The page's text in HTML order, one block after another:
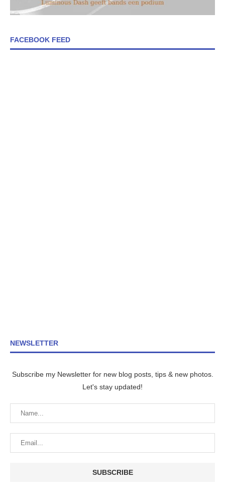
FACEBOOK FEED
NEWSLETTER
Subscribe my Newsletter for new blog posts, tips & new photos.
Let's stay updated!